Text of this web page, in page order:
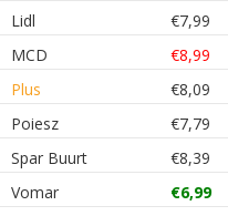
Lidl
€7,99
MCD
€8,99
Plus
€8,09
Poiesz
€7,79
Spar Buurt
€8,39
Vomar
€6,99